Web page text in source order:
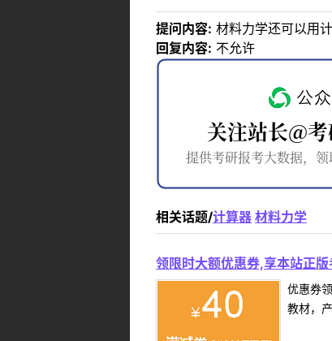
提问内容: 材料力学还可以用
回复内容: 不允许
相关话题/计算器 材料力学
领限时大额优惠券,享本站正
优惠券
教材，